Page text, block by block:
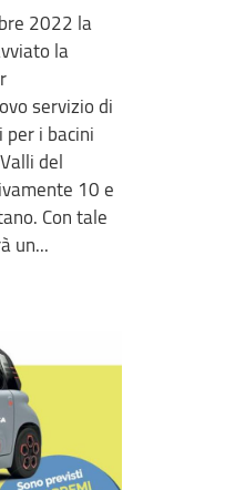
2022 la
la
servizio di
i bacini
del
10 e
Con tale
un...